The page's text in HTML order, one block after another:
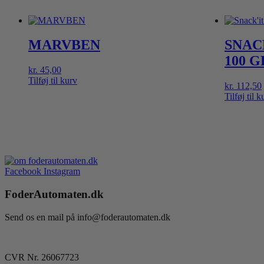
MARVBEN
kr. 45,00
Tilføj til kurv
100
kr. 112,50
Tilføj til
Facebook Instagram
FoderAutomaten.dk
Send os en mail på info@foderautomaten.dk
CVR Nr. 26067723